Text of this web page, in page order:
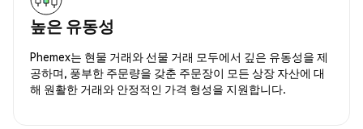
높은 유동성
Phemex는 현물 거래와 선물 거래 모두에서 깊은 유동성을 제
공하며, 풍부한 주문량을 갖춘 주문장이 모든 상장 자산에 대
해 원활한 거래와 안정적인 가격 형성을 지원합니다.